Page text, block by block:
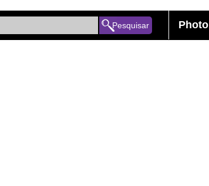
Pesquisar Photo